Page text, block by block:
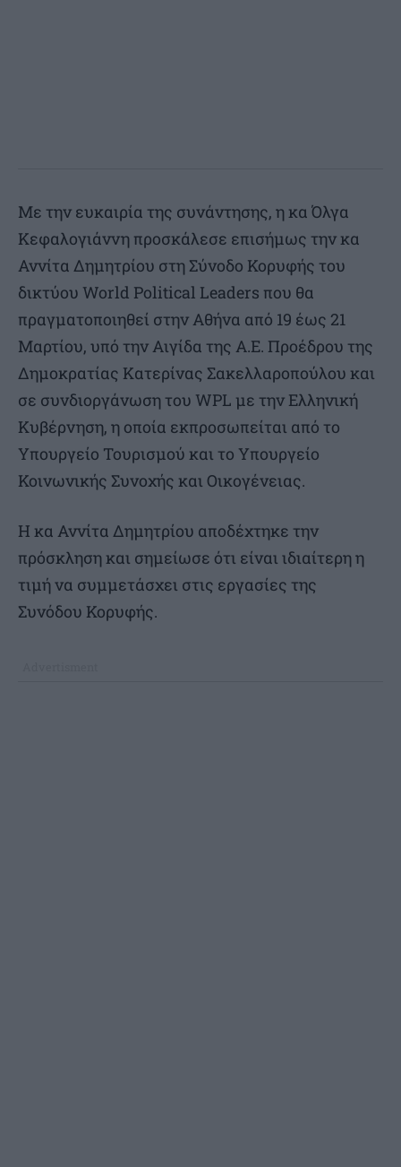
Με την ευκαιρία της συνάντησης, η κα Όλγα
Κεφαλογιάννη προσκάλεσε επισήμως την κα
Αννίτα Δημητρίου στη Σύνοδο Κορυφής του
δικτύου World Political Leaders που θα
πραγματοποιηθεί στην Αθήνα από 19 έως 21
Μαρτίου, υπό την Αιγίδα της Α.Ε. Προέδρου της
Δημοκρατίας Κατερίνας Σακελλαροπούλου και
σε συνδιοργάνωση του WPL με την Ελληνική
Κυβέρνηση, η οποία εκπροσωπείται από το
Υπουργείο Τουρισμού και το Υπουργείο
Κοινωνικής Συνοχής και Οικογένειας.
Η κα Αννίτα Δημητρίου αποδέχτηκε την
πρόσκληση και σημείωσε ότι είναι ιδιαίτερη η
τιμή να συμμετάσχει στις εργασίες της
Συνόδου Κορυφής.